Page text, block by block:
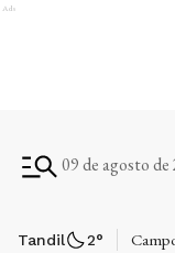
Ads
09 de agosto de
Tandil 2°